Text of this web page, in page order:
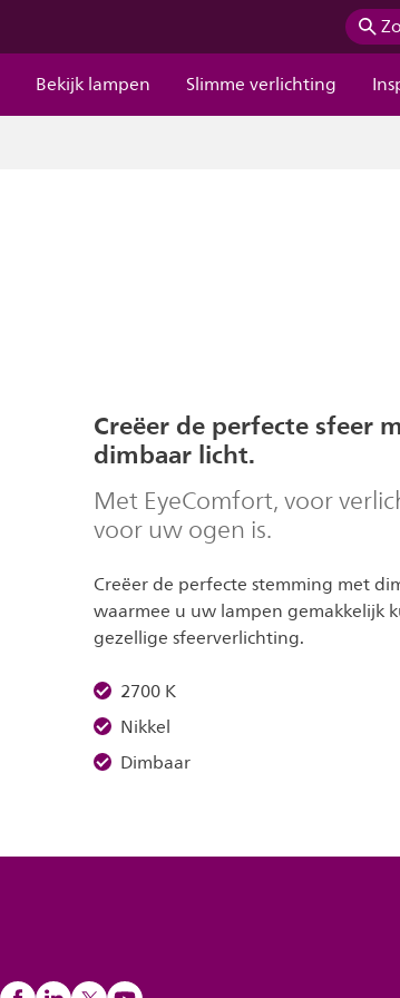
Bekijk lampen Slimme verlichting
Creëer de perfecte sfeer
dimbaar licht.
Met EyeComfort, voor
voor uw ogen is.
Creëer de perfecte stemming met
waarmee u uw lampen gemakkelijk
gezellige sfeerverlichting.
2700 K
Nikkel
Dimbaar